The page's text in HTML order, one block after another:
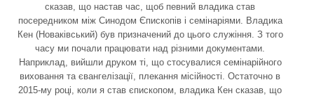
сказав, що настав час, щоб певний владика став
посередником між Синодом Єпископів і семінаріями. Владика
Кен (Новаківський) був призначений до цього служіння. З того
часу ми почали працювати над різними документами.
Наприклад, вийшли друком ті, що стосувалися семінарійного
виховання та євангелізації, плекання місійності. Остаточно в
2015-му році, коли я став єпископом, владика Кен сказав, що